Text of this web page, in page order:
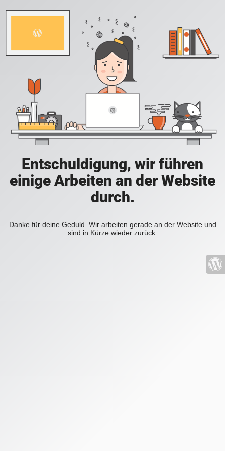
Entschuldigung, wir führen
einige Arbeiten an der Website
durch.
Danke für deine Geduld. Wir arbeiten gerade an der Website und
sind in Kürze wieder zurück.